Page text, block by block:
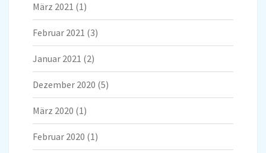
März 2021 (1)
Februar 2021 (3)
Januar 2021 (2)
Dezember 2020 (5)
März 2020 (1)
Februar 2020 (1)